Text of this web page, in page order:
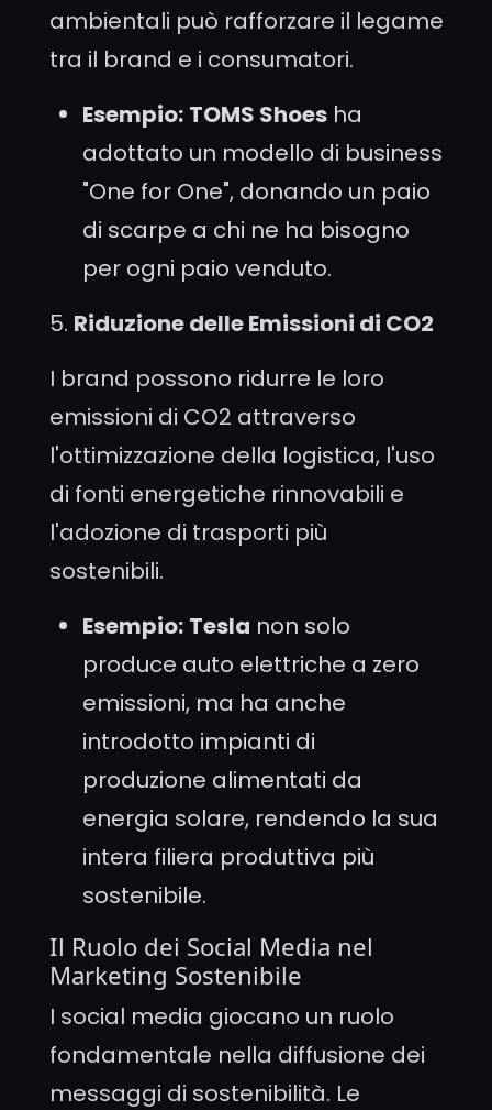
ambientali può rafforzare il legame
tra il brand e i consumatori.
Esempio: TOMS Shoesha
adottato un modello di business
"One for One", donando un paio
di scarpe a chi ne ha bisogno
per ogni paio venduto.
5. Riduzione delle Emissioni di CO2
I brand possono ridurre le loro
emissioni di CO2 attraverso
l'ottimizzazione della logistica, l'uso
di fonti energetiche rinnovabili e
l'adozione di trasporti più
sostenibili.
Esempio: Tesla non solo
produce auto elettriche a zero
emissioni, ma ha anche
introdotto impianti di
produzione alimentati da
energia solare, rendendo la sua
intera filiera produttiva più
sostenibile.
Il Ruolo dei Social Media nel
Marketing Sostenibile
I social media giocano un ruolo
fondamentale nella diffusione dei
messaggi di sostenibilità. Le